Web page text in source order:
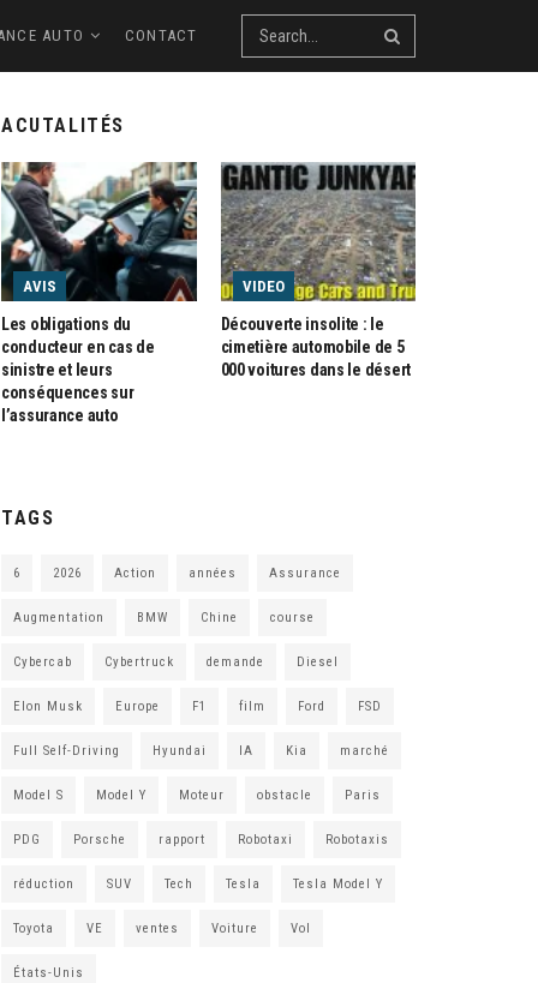
AUTO CONTACT
ACUTALITÉS
AVIS
Les obligations du
conducteur en cas de
sinistre et leurs
conséquences sur
l’assurance auto
VIDEO
Découverte insolite : le
cimetière automobile de 5
000 voitures dans le désert
TAGS
6 2026 Action années Assurance
Augmentation BMW Chine course
Cybercab Cybertruck demande Diesel
Elon Musk Europe F1 film Ford FSD
Full Self-Driving Hyundai IA Kia marché
Model S Model Y Moteur obstacle Paris
PDG Porsche rapport Robotaxi Robotaxis
réduction SUV Tech Tesla Tesla Model Y
Toyota VE ventes Voiture Vol
États-Unis